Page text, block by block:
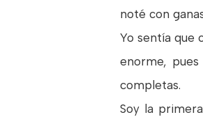
noté con
Yo sentía que
enorme,
completas.
Soy la